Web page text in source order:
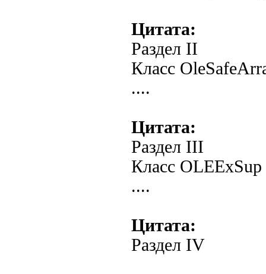
Цитата:
Раздел II
Класс
....
Цитата:
Раздел III
Класс OLEExSup
....
Цитата:
Раздел IV